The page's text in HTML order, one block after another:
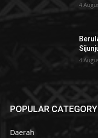
4
4
POPULAR CATEGORY
Daerah